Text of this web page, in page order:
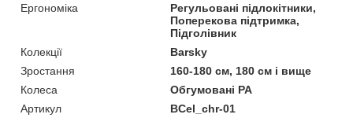
Ергономіка
Регульовані підлокітники,
Поперекова підтримка,
Підголівник
Колекції
Barsky
Зростання
160-180 см, 180 см і вище
Колеса
Обгумовані PA
Артикул
BCel_chr-01